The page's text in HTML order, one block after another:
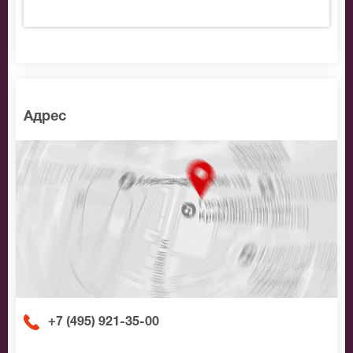
Адрес
+7 (495) 921-35-00